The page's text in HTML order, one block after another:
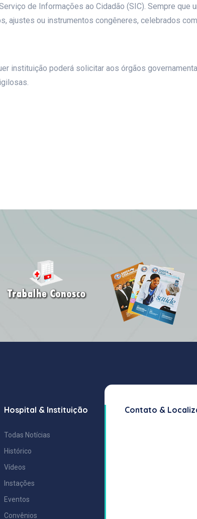
de Informações ao Cidadão (SIC). Sempre que
ajustes ou instrumentos congêneres, celebrados
instituição poderá solicitar aos órgãos
Hospital & Instituição
Todas Notícias
Histórico
Vídeos
Instações
Eventos
Convênios
Contato &